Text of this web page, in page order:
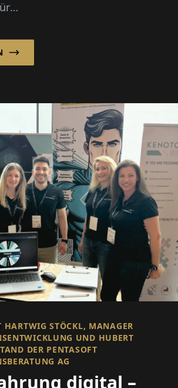
LTECH A/S wurde durch die
STÖCKL, MANAGER
UND HUBERT
DER PENTASOFT
AG
digital –